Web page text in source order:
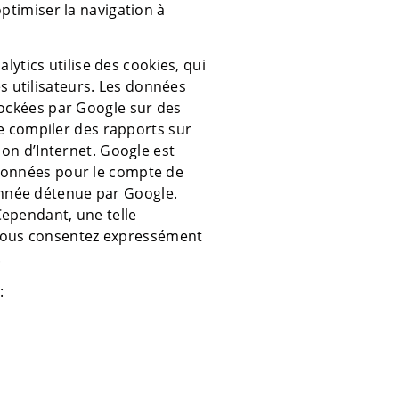
la navigation à
utilise des cookies, qui
utilisateurs. Les données
par Google sur des
compiler des rapports sur
d’Internet. Google est
pour le compte de
détenue par Google.
une telle
consentez expressément